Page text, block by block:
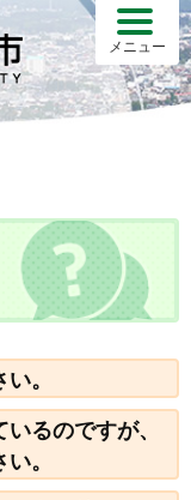
メニュー
。
るのですが、
。